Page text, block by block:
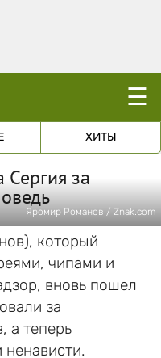
☰
ХИТЫ
за
Яромир Романов / Znak.com
который
чипами и
вновь пошел
за
а теперь